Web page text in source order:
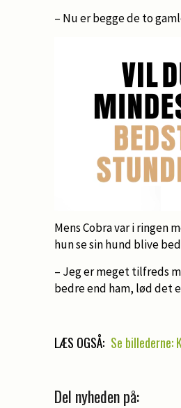
– Nu er begge de to
Mens Cobra var i ringen
hun se sin hund blive
– Jeg er meget tilfreds
bedre end ham, lød det
LÆS OGSÅ: Se
Del nyheden på: